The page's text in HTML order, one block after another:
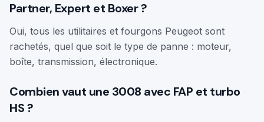
Partner, Expert et Boxer ?
Oui, tous les utilitaires et fourgons Peugeot sont
rachetés, quel que soit le type de panne : moteur,
boîte, transmission, électronique.
Combien vaut une 3008 avec FAP et turbo
HS ?